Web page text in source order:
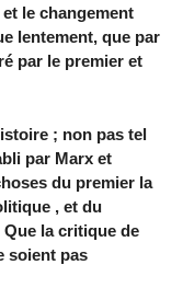
le changement
lentement, que par
par le premier et
; non pas tel
par Marx et
du premier la
, et du
la critique de
soient pas